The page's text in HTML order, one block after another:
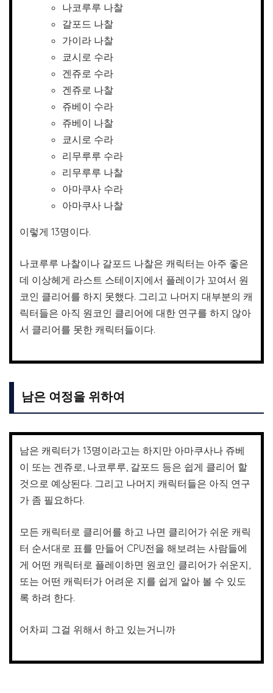
나코루루 나찰
갈포드 나찰
가이라 나찰
쿄시로 수라
겐쥬로 수라
겐쥬로 나찰
쥬베이 수라
쥬베이 나찰
쿄시로 수라
리무루루 수라
리무루루 나찰
아마쿠사 수라
아마쿠사 나찰
이렇게 13명이다.
나코루루 나찰이나 갈포드 나찰은 캐릭터는 아주 좋은
데 이상헤게 라스트 스테이지에서 플레이가 꼬여서 원
코인 클리어를 하지 못했다. 그리고 나머지 대부분의 캐
릭터들은 아직 원코인 클리어에 대한 연구를 하지 않아
서 클리어를 못한 캐릭터들이다.
남은 여정을 위하여
남은 캐릭터가 13명이라고는 하지만 아마쿠사나 쥬베
이 또는 겐쥬로, 나코루루, 갈포드 등은 쉽게 클리어 할
것으로 예상된다. 그리고 나머지 캐릭터들은 아직 연구
가 좀 필요하다.
모든 캐릭터로 클리어를 하고 나면 클리어가 쉬운 캐릭
터 순서대로 표를 만들어 CPU전을 해보려는 사람들에
게 어떤 캐릭터로 플레이하면 원코인 클리어가 쉬운지,
또는 어떤 캐릭터가 어려운 지를 쉽게 알아 볼 수 있도
록 하려 한다.
어차피 그걸 위해서 하고 있는거니까